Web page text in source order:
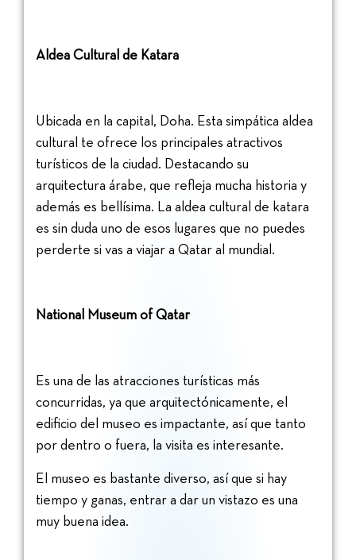
Aldea Cultural de Katara
Ubicada en la capital, Doha. Esta simpática aldea
cultural te ofrece los principales atractivos
turísticos de la ciudad. Destacando su
arquitectura árabe, que refleja mucha historia y
además es bellísima. La aldea cultural de katara
es sin duda uno de esos lugares que no puedes
perderte si vas a viajar a Qatar al mundial.
National Museum of Qatar
Es una de las atracciones turísticas más
concurridas, ya que arquitectónicamente, el
edificio del museo es impactante, así que tanto
por dentro o fuera, la visita es interesante.
El museo es bastante diverso, así que si hay
tiempo y ganas, entrar a dar un vistazo es una
muy buena idea.